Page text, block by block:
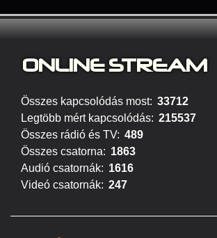
ONLINE STREAM
Összes kapcsolódás most: 33712
Legtöbb mért kapcsolódás: 215537
Összes rádió és TV: 489
Összes csatorna: 1863
Audió csatornák: 1616
Videó csatornák: 247